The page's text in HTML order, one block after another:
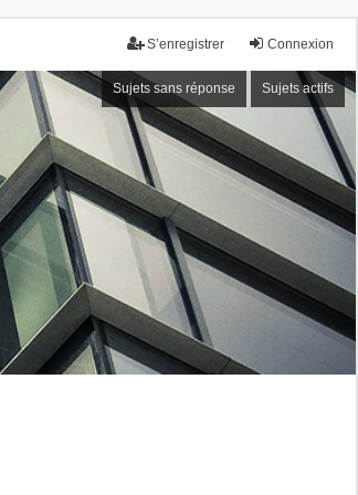
Connexion
S’enregistrer
Sujets sans réponse Sujets actifs